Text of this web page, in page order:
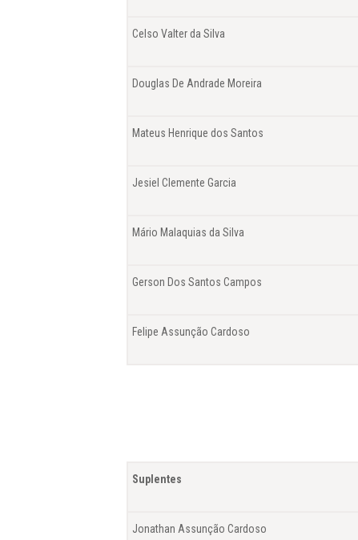
Celso Valter da Silva
Douglas De Andrade Moreira
Mateus Henrique dos Santos
Jesiel Clemente Garcia
Mário Malaquias da Silva
Gerson Dos Santos Campos
Felipe Assunção Cardoso
Suplentes
Jonathan Assunção Cardoso